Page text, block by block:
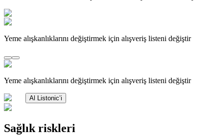
Yeme alışkanlıklarını değiştirmek için alışveriş listeni değiştir
Yeme alışkanlıklarını değiştirmek için alışveriş listeni değiştir
Al Listonic’i
Sağlık riskleri